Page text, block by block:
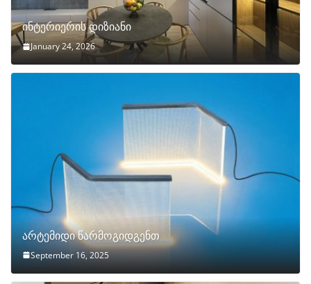
ინტერიერის დიზიანი
January 24, 2026
არტემიდი წარმოგიდგენთ
September 16, 2025